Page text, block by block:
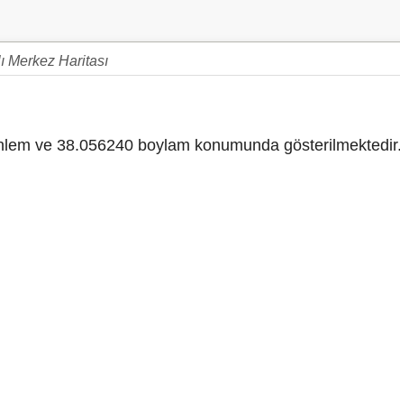
Merkez Haritası
ve 38.056240 boylam konumunda